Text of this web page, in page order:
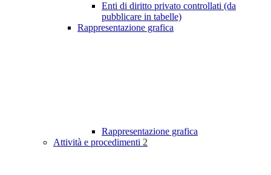
Enti di diritto privato controllati (da
pubblicare in tabelle)
Rappresentazione grafica
Rappresentazione grafica
Attività e procedimenti 2